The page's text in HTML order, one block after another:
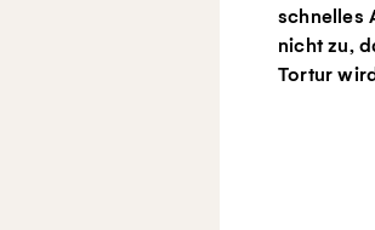
schnelles
nicht zu,
Tortur